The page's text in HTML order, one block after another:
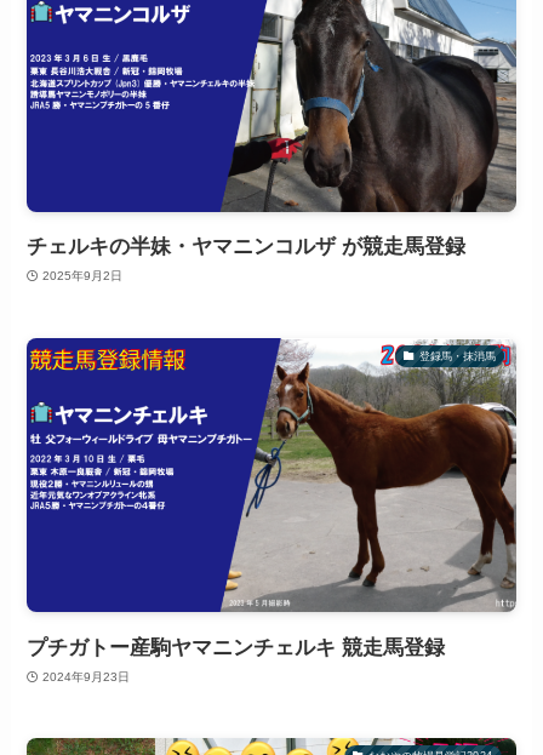
チェルキの半妹・ヤマニンコルザ が競走馬登録
2025年9月2日
登録馬・抹消馬
プチガトー産駒ヤマニンチェルキ 競走馬登録
2024年9月23日